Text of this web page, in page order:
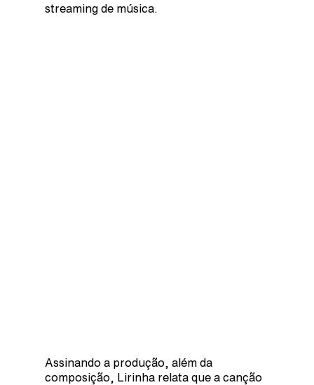
streaming de música.
Assinando a produção, além da
composição, Lirinha relata que a canção